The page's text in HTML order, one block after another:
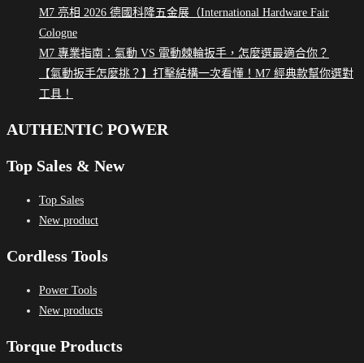
M7 亮相 2026 德國科隆五金展（International Hardware Fair
Cologne
M7 專業指南：氣動 VS 電動棘輪扳手，怎麼選最適合你？
【氣動扳手怎麼挑？】打擊結構一次看懂！M7 經典款幫你選對
工具！
AUTHENTIC POWER
Top Sales & New
Top Sales
New product
Cordless Tools
Power Tools
New products
Torque Products